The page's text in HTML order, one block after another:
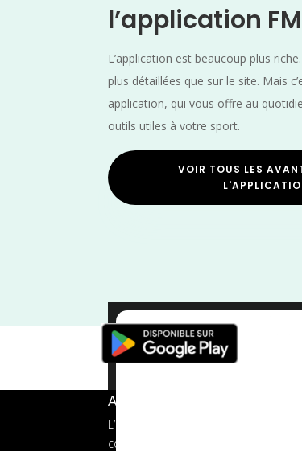
l’application
L’application est beaucoup plus
plus détaillées que sur le site. Mais
application, qui vous offre au
outils utiles à votre sport.
VOIR TOUS LES
Urban Trail
A propos de FMS
L’application tout-en-un pour les
coureurs